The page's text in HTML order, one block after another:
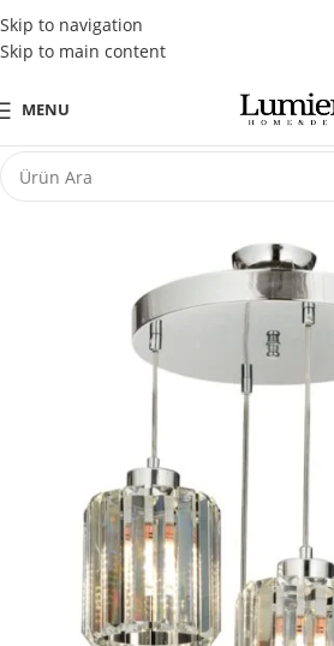
Skip to navigation
Skip to main content
Tüm Kredi Kartlarına Peşin
MENU